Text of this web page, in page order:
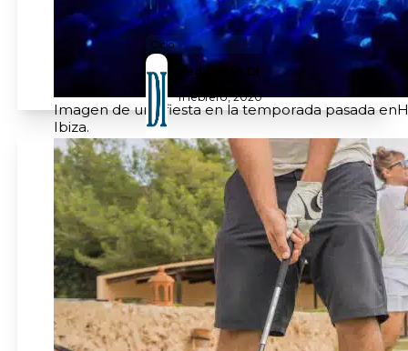
Ocio
Redacción DI
11 febrero, 2020
Imagen de una fiesta en la temporada pasada
Ibiza.